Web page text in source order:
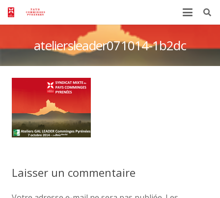
ateliersleader071014-1b2dc
Laisser un commentaire